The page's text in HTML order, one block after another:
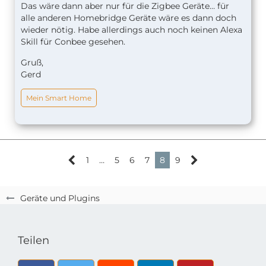
Geräte und Plugins
Das wäre dann aber nur für die Zigbee Geräte… für
alle anderen Homebridge Geräte wäre es dann doch
wieder nötig. Habe allerdings auch noch keinen Alexa
Skill für Conbee gesehen.
Gruß,
Gerd
Mein Smart Home
1 … 5 6 7 8 9
Teilen